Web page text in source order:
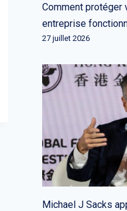
Comment protéger
entreprise
27 juillet 2026
Michael J Sacks